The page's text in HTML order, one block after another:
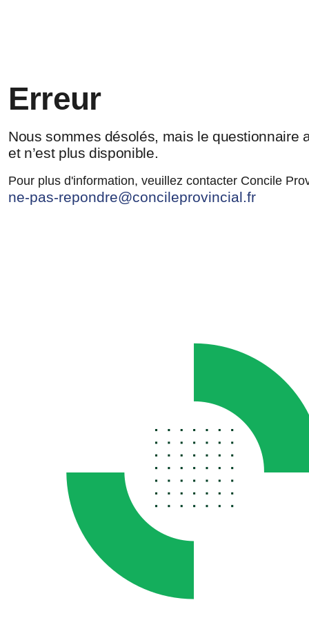
Erreur
Nous sommes désolés, mais le questionnaire
et n’est plus disponible.
Pour plus d'information, veuillez contacter Concile
ne-pas-repondre@concileprovincial.fr